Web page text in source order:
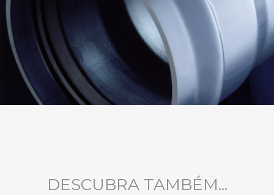
DESCUBRA TAMBÉM...